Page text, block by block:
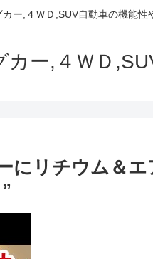
ー,４ＷＤ,SUV自動車の機能性
ー,４ＷＤ
にリチウム＆エ